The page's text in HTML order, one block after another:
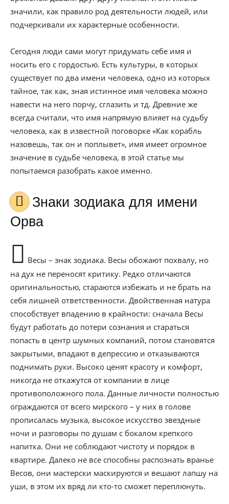
значили, как правило род деятельности людей, или
подчеркивали их характерные особенности.
Сегодня люди сами могут придумать себе имя и
носить его с гордостью. Есть культуры, в которых
существует по два имени человека, одно из которых
тайное, так как, зная истинное имя человека можно
навести на него порчу, сглазить и тд. Древние же
всегда считали, что имя напрямую влияет на судьбу
человека, как в известной поговорке «Как корабль
назовешь, так он и поплывет», имя имеет огромное
значение в судьбе человека, в этой статье мы
попытаемся разобрать какое именно.
Знаки зодиака для имени
Орва
Весы – знак зодиака. Весы обожают похвалу, но
на дух не переносят критику. Редко отличаются
оригинальностью, стараются избежать и не брать на
себя лишней ответственности. Двойственная натура
способствует впадению в крайности: сначала Весы
будут работать до потери сознания и стараться
попасть в центр шумных компаний, потом становятся
закрытыми, впадают в депрессию и отказываются
поднимать руки. Высоко ценят красоту и комфорт,
никогда не откажутся от компании в лице
противоположного пола. Данные личности полностью
ограждаются от всего мирского – у них в голове
прописалась музыка, высокое искусство звездные
ночи и разговоры по душам с бокалом крепкого
напитка. Они не соблюдают чистоту и порядок в
квартире. Далеко не все способны распознать вранье
Весов, они мастерски маскируются и вешают лапшу на
уши, в этом их вряд ли кто-то сможет переплюнуть.